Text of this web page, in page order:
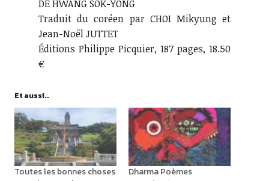
DE HWANG SOK-YONG
Traduit du coréen par CHOI Mikyung et
Jean-Noël JUTTET
Éditions Philippe Picquier, 187 pages, 18.50
€
Et aussi..
Toutes les bonnes choses
Dharma Poèmes